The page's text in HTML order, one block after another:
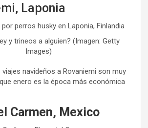
Laponia
y trineos a alguien? (Imagen: Getty
Images)
navideños a Rovaniemi son muy
enero es la época más económica
Carmen, Mexico